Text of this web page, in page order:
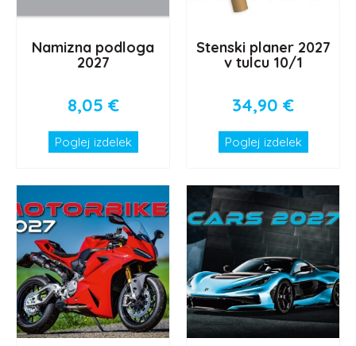
Namizna podloga
2027
8,05 €
Poglej izdelek
Stenski planer 2027
v tulcu 10/1
34,90 €
Poglej izdelek